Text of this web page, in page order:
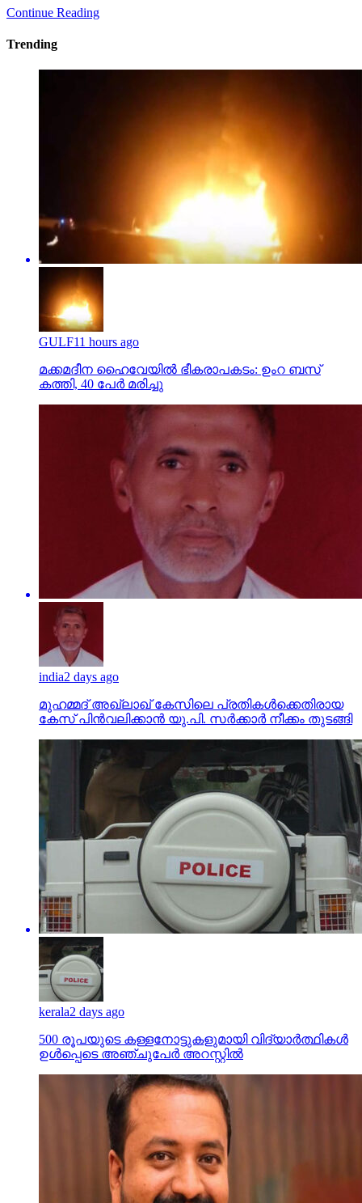
Continue Reading
Trending
GULF11 hours ago
മക്കമദീന ഹൈവേയില്‍ ഭീകരാപകടം: ഉംറ ബസ്
കത്തി, 40 പേര്‍ മരിച്ചു
india2 days ago
മുഹമ്മദ് അഖ്‌ലാഖ് കേസിലെ പ്രതികള്‍ക്കെതിരായ
കേസ് പിന്‍വലിക്കാന്‍ യു.പി. സര്‍ക്കാര്‍ നീക്കം തുടങ്ങി
kerala2 days ago
500 രൂപയുടെ കള്ളനോട്ടുകളുമായി വിദ്യാര്‍ത്ഥികള്‍
ഉള്‍പ്പെടെ അഞ്ചുപേര്‍ അറസ്റ്റില്‍